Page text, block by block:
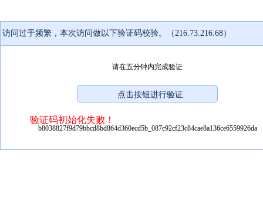
访问过于频繁，本次访问做以下验证码校验。（216.73.216.68）
请在五分钟内完成验证
验证码初始化失败！
b8038827f9d79bbcd8bd864d360ecd5b_087c92cf23c84cae8a136ce6559926da